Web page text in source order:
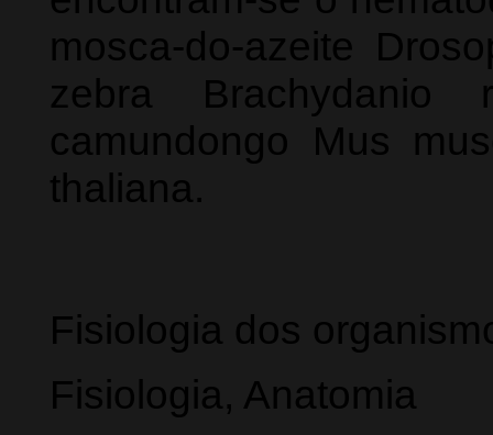
mosca-do-azeite
zebra
camundongo Mus
thaliana.
Fisiologia dos
Fisiologia, Anatomia